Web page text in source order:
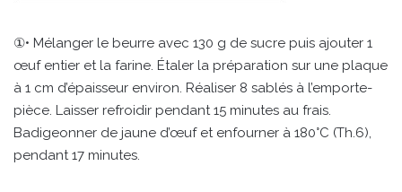
①• Mélanger le beurre avec 130 g de sucre puis ajouter 1
œuf entier et la farine. Étaler la préparation sur une plaque
à 1 cm d’épaisseur environ. Réaliser 8 sablés à l’emporte-
pièce. Laisser refroidir pendant 15 minutes au frais.
Badigeonner de jaune d’œuf et enfourner à 180°C (Th.6),
pendant 17 minutes.